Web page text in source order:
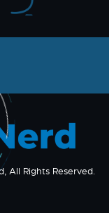
All Rights Reserved.